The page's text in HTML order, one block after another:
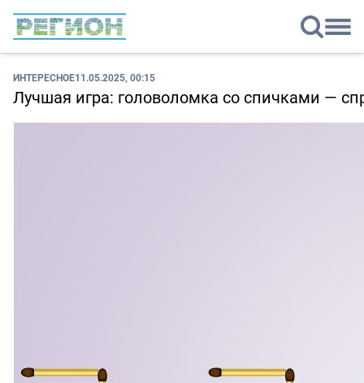
ИНТЕРЕСНОЕ11.05.2025, 00:15
Лучшая игра: головоломка со спичками —